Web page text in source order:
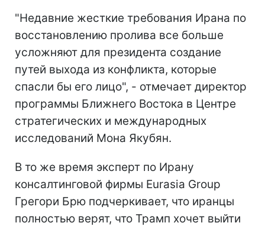
"Недавние жесткие требования Ирана по
восстановлению пролива все больше
усложняют для президента создание
путей выхода из конфликта, которые
спасли бы его лицо", - отмечает директор
программы Ближнего Востока в Центре
стратегических и международных
исследований Мона Якубян.
В то же время эксперт по Ирану
консалтинговой фирмы Eurasia Group
Грегори Брю подчеркивает, что иранцы
полностью верят, что Трамп хочет выйти